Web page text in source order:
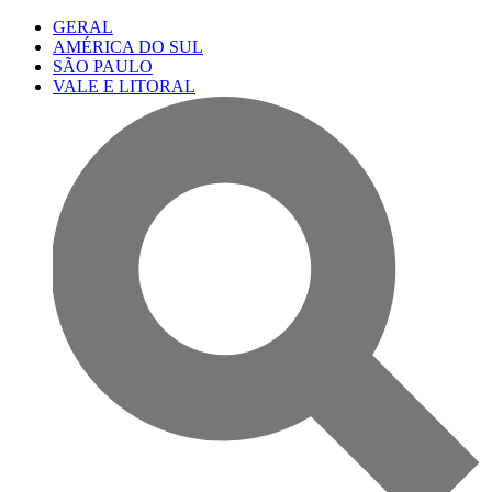
GERAL
AMÉRICA DO SUL
SÃO PAULO
VALE E LITORAL